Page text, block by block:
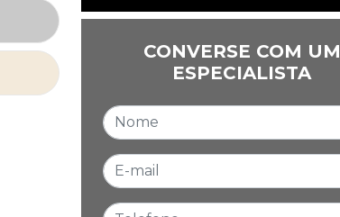
CONVERSE COM UM
ESPECIALISTA
Nome
E-mail